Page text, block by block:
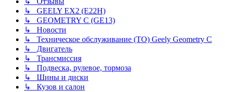
↳ GEELY EX2 (E22H)
↳ GEOMETRY C (GE13)
↳ Новости
↳ Техническое обслуживание (ТО) Geely Geometry C
↳ Двигатель
↳ Трансмиссия
↳ Подвеска, рулевое, тормоза
↳ Шины и диски
↳ Кузов и салон